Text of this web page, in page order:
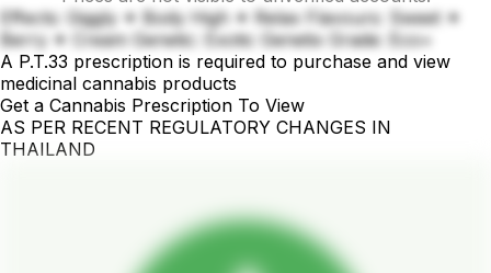
Effects: Giggly ✦ Body High ✦ Relax Flavours: Sweet ✦
Berry ✦ Cream Genetic: Exotic Genetix Grade: Eco+
A P.T.33 prescription is required to purchase and view
medicinal cannabis products
Get a Cannabis Prescription To View
AS PER RECENT REGULATORY CHANGES IN
THAILAND